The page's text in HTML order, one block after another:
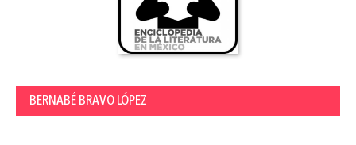
BERNABÉ BRAVO LÓPEZ